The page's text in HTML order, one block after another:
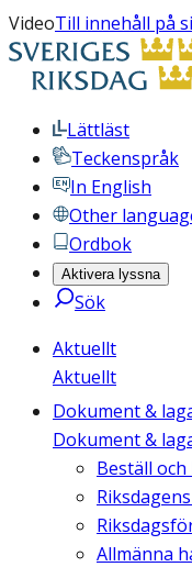
VideoTill innehåll på
Lättläst
Teckenspråk
In English
Other
Ordbok
Aktivera lyssna
Sök
Aktuellt
Aktuellt
Dokument &
Dokument &
Beställ
Allmänna